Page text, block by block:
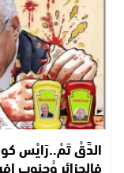
الدَّقْ تَمْ..رَايْس
فالجزائر وُجنوب